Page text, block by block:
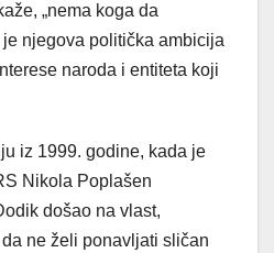
„nema koga da
je njegova politička ambicija
naroda i entiteta koji
iz 1999. godine, kada je
Nikola Poplašen
došao na vlast,
ne želi ponavljati sličan